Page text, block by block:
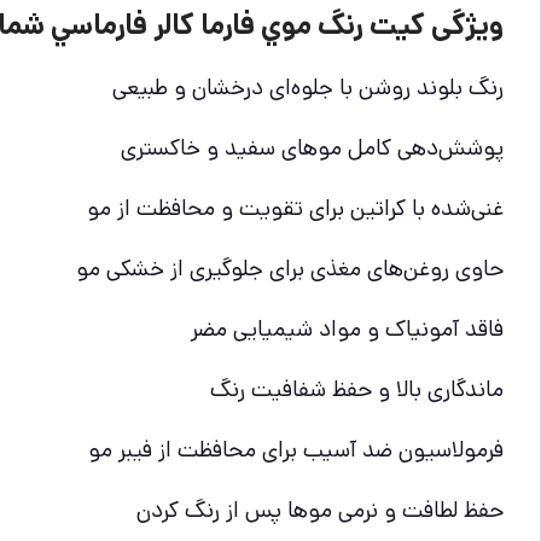
ویژگی كيت رنگ موي فارما كالر فارماسي شماره 8.0 بلوند
رنگ بلوند روشن با جلوه‌ای درخشان و طبیعی
پوشش‌دهی کامل موهای سفید و خاکستری
غنی‌شده با کراتین برای تقویت و محافظت از مو
حاوی روغن‌های مغذی برای جلوگیری از خشکی مو
فاقد آمونیاک و مواد شیمیایی مضر
ماندگاری بالا و حفظ شفافیت رنگ
فرمولاسیون ضد آسیب برای محافظت از فیبر مو
حفظ لطافت و نرمی موها پس از رنگ کردن